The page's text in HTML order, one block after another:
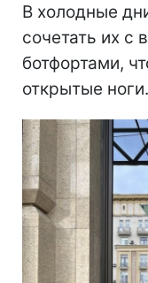
В холодные
сочетать их с
ботфортами,
открытые ноги.